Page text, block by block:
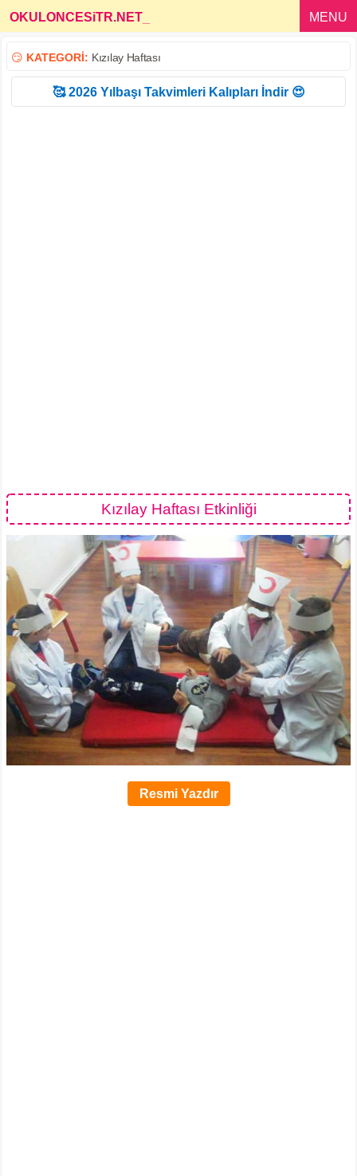
OKULONCESiTR.NET MENU
😏 KATEGORİ: Kızılay Haftası
🥰 2026 Yılbaşı Takvimleri Kalıpları İndir 😍
Kızılay Haftası Etkinliği
Resmi Yazdır